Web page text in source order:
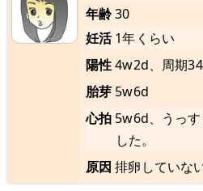
年齢30
妊活 1年くらい
陽性4w2d、周期
胎芽 5w6d
心拍 5w6d、うっ
した。
原因 排卵していな